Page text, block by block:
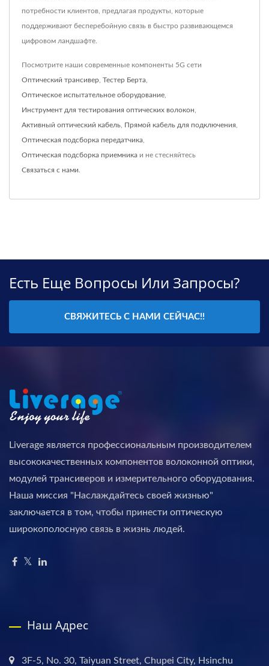
потребности клиентов, предлагая продукты, которые
поддерживают бесперебойную связь в быстро развивающемся
цифровом ландшафте.
Посмотрите наши современные компоненты 5G сети
Оптический трансивер Тестер Берта
Оптическое испытательное оборудование
Инструмент для тестирования оптических волокон
Активный оптический кабель Прямой кабель для подключения
Оптическая подсборка передатчика
Оптическая подсборка приемника и не стесняйтесь
Связаться с нами
Есть Еще Вопросы Или Запросы?
СВЯЖИТЕСЬ С НАМИ СЕЙЧАС!!
Liverage является профессиональным производителем
высококачественных компонентов волоконной оптики,
модулей трансиверов и измерительного оборудования.
Наша миссия "Наслаждайтесь своей жизнью"
заключается в том, чтобы принести оптическую
широкополосную связь в жизнь людей.
Наш Адрес
3F-5, No. 30, Taiyuan Street, Chupei City, Hsinchu